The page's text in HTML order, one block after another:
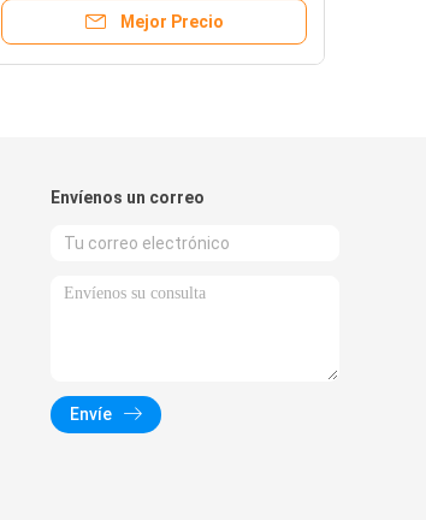
FFS del PLC
Mejor Precio
Envíenos un correo
Envíe